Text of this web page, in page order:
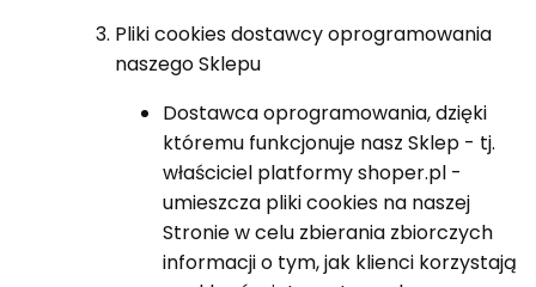
Pliki cookies dostawcy oprogramowania
naszego Sklepu
Dostawca oprogramowania, dzięki
któremu funkcjonuje nasz Sklep - tj.
właściciel platformy shoper.pl -
umieszcza pliki cookies na naszej
Stronie w celu zbierania zbiorczych
informacji o tym, jak klienci korzystają